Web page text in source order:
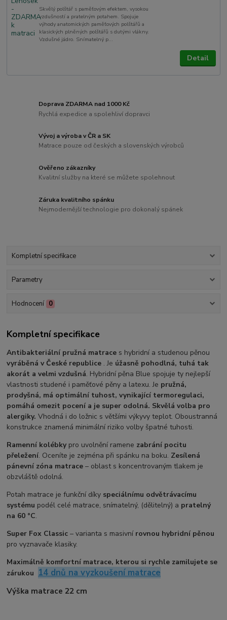
Skvělý polštář s paměťovým efektem, vysokou
vzdušností a pratelným potahem. Spojuje
výhody anatomických paměťových polštářů a
klasických plněných polštářů s dutými vlákny.
Vzdušné jádro. Snímatelný p...
Detail
Doprava ZDARMA nad 1000 Kč
Rychlá expedice a spolehliví dopravci
Vývoj a výroba v ČR a SK
Matrace pouze od českých a slovenských výrobců
Ověřeno zákazníky
Kvalitní služby na které se můžete spolehnout
Záruka kvalitního spánku
Nejmodernější technologie pro dokonalý spánek
Kompletní specifikace
Parametry
Hodnocení 0
Kompletní specifikace
Antibakteriální pružná matrace s hybridní a studenou pěnou
vyráběná v České republice . Je úžasně pohodlná, tuhá tak
akorát a velmi vzdušná. Hybridní pěna Blue spojuje ty nejlepší
vlastnosti studené i paměťové pěny a latexu. Je pružná,
prodyšná, má optimální tuhost, vynikající termoregulaci,
pomáhá omezit pocení a je super odolná. Skvělá volba pro
alergiky.Vhodná i do ložnic s většími výkyvy teplot. Oboustranná
konstrukce znamená minimální riziko volby špatné tuhosti.
Ramenní kolébkypro uvolnění ramene zabrání pocitu
přeležení. Oceníte je zejména při spánku na boku. Zesílená
pánevní zóna matrace – oblast s koncentrovaným tlakem je
obzvláště odolná.
Potah matrace je funkční díky speciálnímu odvětrávacímu
systému podél celé matrace, snímatelný, (dělitelný) a pratelný
na 60 °C.
Super Fox Classic – varianta s masivní rovnou hybridní pěnou
pro vyznavače klasiky.
Maximálně komfortní matrace, kterou si rychle zamilujete se
zárukou 14 dnů na vyzkoušení matrace
Výška matrace 22 cm